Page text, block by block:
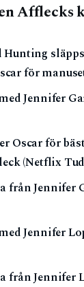
Afflecks
för
Jennifer
Oscar för
(Netflix
från Jennifer
Jennifer
från Jennifer